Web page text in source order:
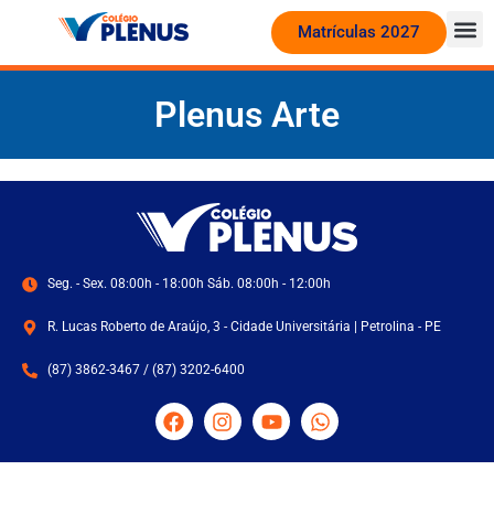
Matrículas 2027
Plenus Arte
Seg. - Sex. 08:00h - 18:00h Sáb. 08:00h - 12:00h
R. Lucas Roberto de Araújo, 3 - Cidade Universitária | Petrolina - PE
(87) 3862-3467 / (87) 3202-6400